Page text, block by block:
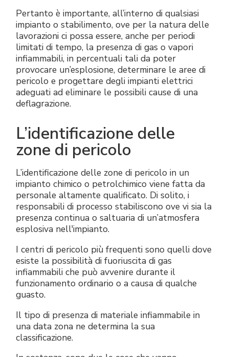
Pertanto è importante, all’interno di qualsiasi
impianto o stabilimento, ove per la natura delle
lavorazioni ci possa essere, anche per periodi
limitati di tempo, la presenza di gas o vapori
infiammabili, in percentuali tali da poter
provocare un’esplosione, determinare le aree di
pericolo e progettare degli impianti elettrici
adeguati ad eliminare le possibili cause di una
deflagrazione.
L’identificazione delle
zone di pericolo
L’identificazione delle zone di pericolo in un
impianto chimico o petrolchimico viene fatta da
personale altamente qualificato. Di solito, i
responsabili di processo stabiliscono ove vi sia la
presenza continua o saltuaria di un’atmosfera
esplosiva nell'impianto.
I centri di pericolo più frequenti sono quelli dove
esiste la possibilità di fuoriuscita di gas
infiammabili che può avvenire durante il
funzionamento ordinario o a causa di qualche
guasto.
Il tipo di presenza di materiale infiammabile in
una data zona ne determina la sua
classificazione.